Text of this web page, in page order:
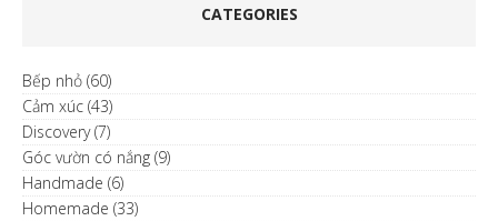
CATEGORIES
Bếp nhỏ (60)
Cảm xúc (43)
Discovery(7)
Góc vườn có nắng (9)
Handmade (6)
Homemade (33)